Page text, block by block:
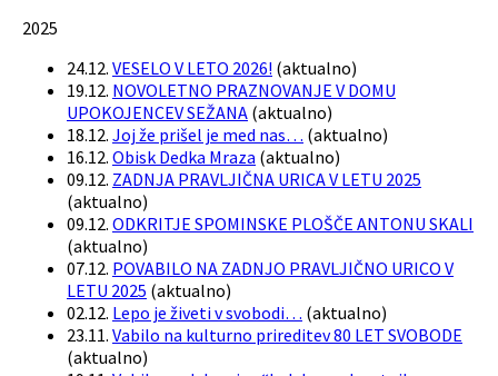
2025
24.12. VESELO V LETO 2026! (aktualno)
19.12. NOVOLETNO PRAZNOVANJE V DOMU
UPOKOJENCEV SEŽANA (aktualno)
18.12. Joj že prišel je med nas… (aktualno)
16.12. Obisk Dedka Mraza (aktualno)
09.12. ZADNJA PRAVLJIČNA URICA V LETU 2025
(aktualno)
09.12. ODKRITJE SPOMINSKE PLOŠČE ANTONU SKALI
(aktualno)
07.12. POVABILO NA ZADNJO PRAVLJIČNO URICO V
LETU 2025 (aktualno)
02.12. Lepo je živeti v svobodi… (aktualno)
23.11. Vabilo na kulturno prireditev 80 LET SVOBODE
(aktualno)